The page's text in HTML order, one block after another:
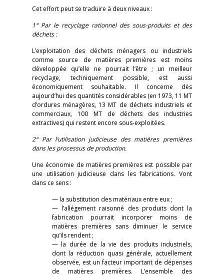
Cet effort peut se traduire à deux niveaux :
1° Par le recyclage rationnel des sous-produits et des
déchets :
L’exploitation des déchets ménagers ou industriels
comme source de matières premières est moins
développée qu’elle ne pourrait l’être ; un meilleur
recyclage, techniquement possible, est aussi
économiquement souhaitable. Il concerne dès
aujourd’hui des quantités considérables (en 1973, 11 MT
d’ordures ménagères, 13 MT de déchets industriels et
commerciaux, 100 MT de déchets des industries
extractives) qui restent encore sous-exploitées.
2° Par l’utilisation judicieuse des matières premières
dans les processus de production.
Une économie de matières premières est possible par
une utilisation judicieuse dans les fabrications. Vont
dans ce sens :
— la substitution des matériaux entre eux ;
— l’allégement raisonné des produits dont la
fabrication pourrait incorporer moins de
matières premières sans diminuer le service
qu’ils rendent ;
— la durée de la vie des produits industriels,
dont la réduction quasi générale, actuellement
observée, est un facteur important de dépenses
de matières premières. L’ensemble des